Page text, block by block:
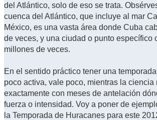
del Atlántico, solo de eso se trata.
cuenca del Atlántico, que incluye al mar
México, es una vasta área donde Cuba
de veces, y una ciudad o punto específico
millones de veces.
En el sentido práctico tener una
poco activa, vale poco, mientras la ciencia
exactamente con meses de antelación
fuerza o intensidad. Voy a poner de
la Temporada de Huracanes para este